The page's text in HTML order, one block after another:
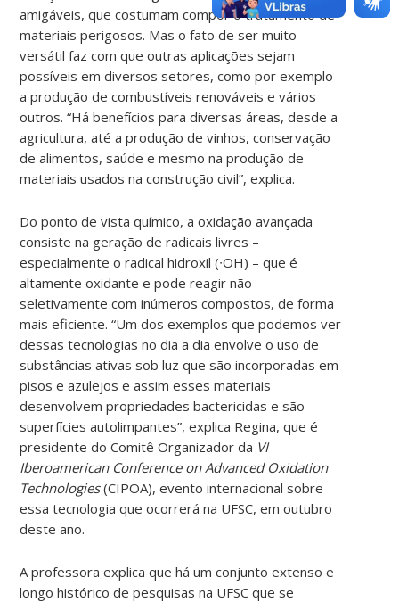
amigáveis, que costumam compor o tratamento de
materiais perigosos. Mas o fato de ser muito
versátil faz com que outras aplicações sejam
possíveis em diversos setores, como por exemplo
a produção de combustíveis renováveis e vários
outros. “Há benefícios para diversas áreas, desde a
agricultura, até a produção de vinhos, conservação
de alimentos, saúde e mesmo na produção de
materiais usados na construção civil”, explica.
Do ponto de vista químico, a oxidação avançada
consiste na geração de radicais livres –
especialmente o radical hidroxil (∙OH) – que é
altamente oxidante e pode reagir não
seletivamente com inúmeros compostos, de forma
mais eficiente.“Um dos exemplos que podemos ver
dessas tecnologias no dia a dia envolve o uso de
substâncias ativas sob luz que são incorporadas em
pisos e azulejos e assim esses materiais
desenvolvem propriedades bactericidas e são
superfícies autolimpantes”, explica Regina, que é
presidente do Comitê Organizador da VI
Iberoamerican Conference on Advanced Oxidation
Technologies(CIPOA), evento internacional sobre
essa tecnologia que ocorrerá na UFSC, em outubro
deste ano.
A professora explica que há um conjunto extenso e
longo histórico de pesquisas na UFSC que se